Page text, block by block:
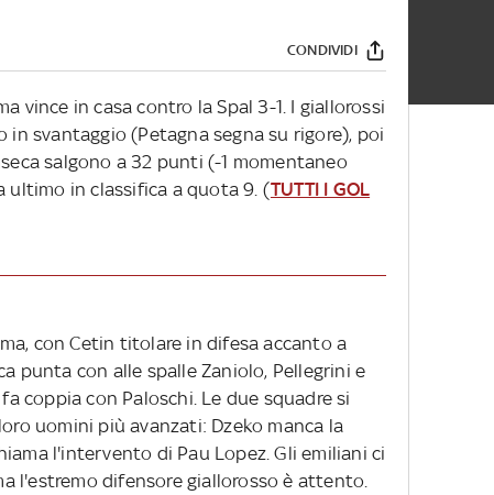
CONDIVIDI
vince in casa contro la Spal 3-1. I giallorossi
svantaggio (Petagna segna su rigore), poi
salgono a 32 punti (-1 momentaneo
ultimo in classifica a quota 9. (TUTTI I GOL
con Cetin titolare in difesa accanto a
punta con alle spalle Zaniolo, Pellegrini e
coppia con Paloschi. Le due squadre si
uomini più avanzati: Dzeko manca la
l'intervento di Pau Lopez. Gli emiliani ci
l'estremo difensore giallorosso è attento.